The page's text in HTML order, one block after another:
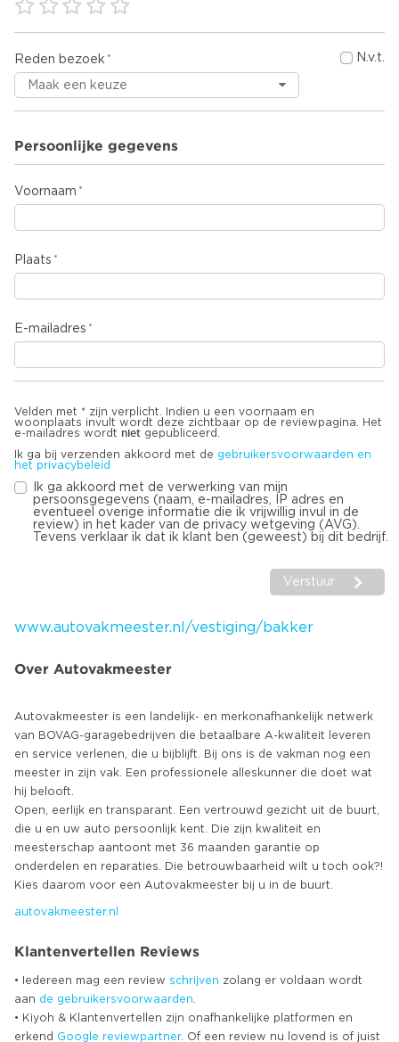
Reden bezoek N.v.t.
Persoonlijke gegevens
Voornaam
Plaats
E-mailadres
Velden met * zijn verplicht. Indien u een voornaam en
woonplaats invult wordt deze zichtbaar op de reviewpagina. Het
e-mailadres wordt niet gepubliceerd.
Ik ga bij verzenden akkoord met de gebruikersvoorwaarden en
het privacybeleid
Ik ga akkoord met de verwerking van mijn
persoonsgegevens (naam, e-mailadres, IP adres en
eventueel overige informatie die ik vrijwillig invul in de
review) in het kader van de privacy wetgeving (AVG).
Tevens verklaar ik dat ik klant ben (geweest) bij dit bedrijf.
Verstuur
www.autovakmeester.nl/vestiging/bakker
Over Autovakmeester
Autovakmeester is een landelijk- en merkonafhankelijk netwerk
van BOVAG-garagebedrijven die betaalbare A-kwaliteit leveren
en service verlenen, die u bijblijft. Bij ons is de vakman nog een
meester in zijn vak. Een professionele alleskunner die doet wat
hij belooft.
Open, eerlijk en transparant. Een vertrouwd gezicht uit de buurt,
die u en uw auto persoonlijk kent. Die zijn kwaliteit en
meesterschap aantoont met 36 maanden garantie op
onderdelen en reparaties. Die betrouwbaarheid wilt u toch ook?!
autovakmeester.nl
Klantenvertellen Reviews
• Iedereen mag een review schrijven zolang er voldaan wordt
aan de gebruikersvoorwaarden
• Kiyoh & Klantenvertellen zijn onafhankelijke platformen en
erkend Google reviewpartner. Of een review nu lovend is of juist